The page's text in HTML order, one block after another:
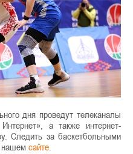
дня проведут телеканалы
а также интернет-
Следить за баскетбольными
нашем сайте